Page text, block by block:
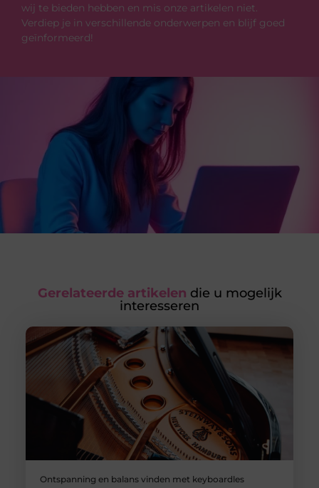
wij te bieden hebben en mis onze artikelen niet.
Verdiep je in verschillende onderwerpen en blijf goed
geïnformeerd!
Gerelateerde artikelen die u mogelijk
interesseren
Ontspanning en balans vinden met keyboardles